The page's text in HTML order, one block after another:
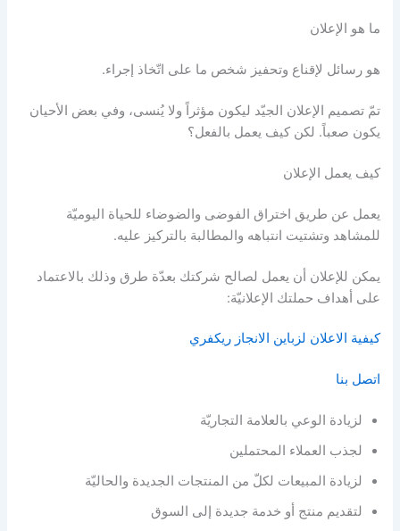
ما هو الإعلان
هو رسائل لإقناع وتحفيز شخص ما على اتّخاذ إجراء.
تمّ تصميم الإعلان الجيّد ليكون مؤثراً ولا يُنسى، وفي بعض الأحيان
يكون صعباً. لكن كيف يعمل بالفعل؟
كيف يعمل الإعلان
يعمل عن طريق اختراق الفوضى والضوضاء للحياة اليوميّة
للمشاهد وتشتيت انتباهه والمطالبة بالتركيز عليه.
يمكن للإعلان أن يعمل لصالح شركتك بعدّة طرق وذلك بالاعتماد
على أهداف حملتك الإعلانيّة:
كيفية الاعلان لزباين الانجاز ريكفري
اتصل بنا
لزيادة الوعي بالعلامة التجاريّة
لجذب العملاء المحتملين
لزيادة المبيعات لكلّ من المنتجات الجديدة والحاليّة
لتقديم منتج أو خدمة جديدة إلى السوق